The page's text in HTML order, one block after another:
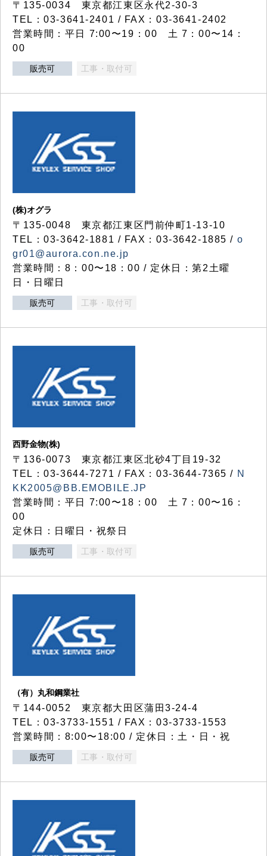
〒135-0034 東京都江東区永代2-30-3
TEL：03-3641-2401 / FAX：03-3641-2402
営業時間：平日 7:00〜19：00 土 7：00〜14：
00
販売可 工事・取付可
(株)オグラ
〒135-0048 東京都江東区門前仲町1-13-10
TEL：03-3642-1881 / FAX：03-3642-1885 / o
gr01@aurora.con.ne.jp
営業時間：8：00〜18：00 / 定休日：第2土曜
日・日曜日
販売可 工事・取付可
西野金物(株)
〒136-0073 東京都江東区北砂4丁目19-32
TEL：03‐3644‐7271 / FAX：03-3644-7365 / N
KK2005@BB.EMOBILE.JP
営業時間：平日 7:00〜18：00 土 7：00〜16：
00
定休日：日曜日・祝祭日
販売可 工事・取付可
（有）丸和鋼業社
〒144-0052 東京都大田区蒲田3-24-4
TEL：03-3733-1551 / FAX：03-3733-1553
営業時間：8:00〜18:00 / 定休日：土・日・祝
販売可 工事・取付可